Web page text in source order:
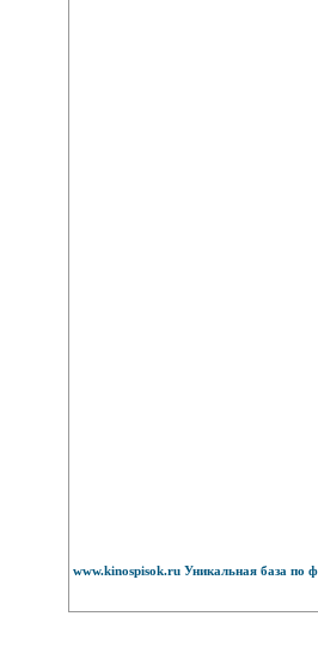
www.kinospisok.ru Уникальная база